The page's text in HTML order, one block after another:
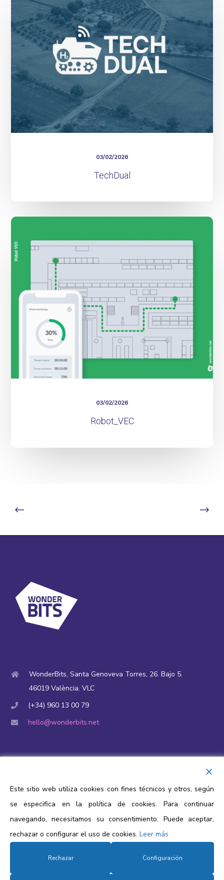
03/02/2026
TechDual
03/02/2026
Robot_VEC
WonderBits, Santa Genoveva Torres, 26. Bajo 5.
46019 València. VLC
(+34) 960 13 00 79
hello@wonderbits.net
Política de privacidad
Política de cookies
Protección de datos
Este sitio web utiliza cookies con fines técnicos y otros, según
se especifica en la política de cookies. Para continuar
navegando, necesitamos su consentimiento. Puede aceptar,
rechazar o configurar el uso de cookies. Leer más
Rechazar Configuración